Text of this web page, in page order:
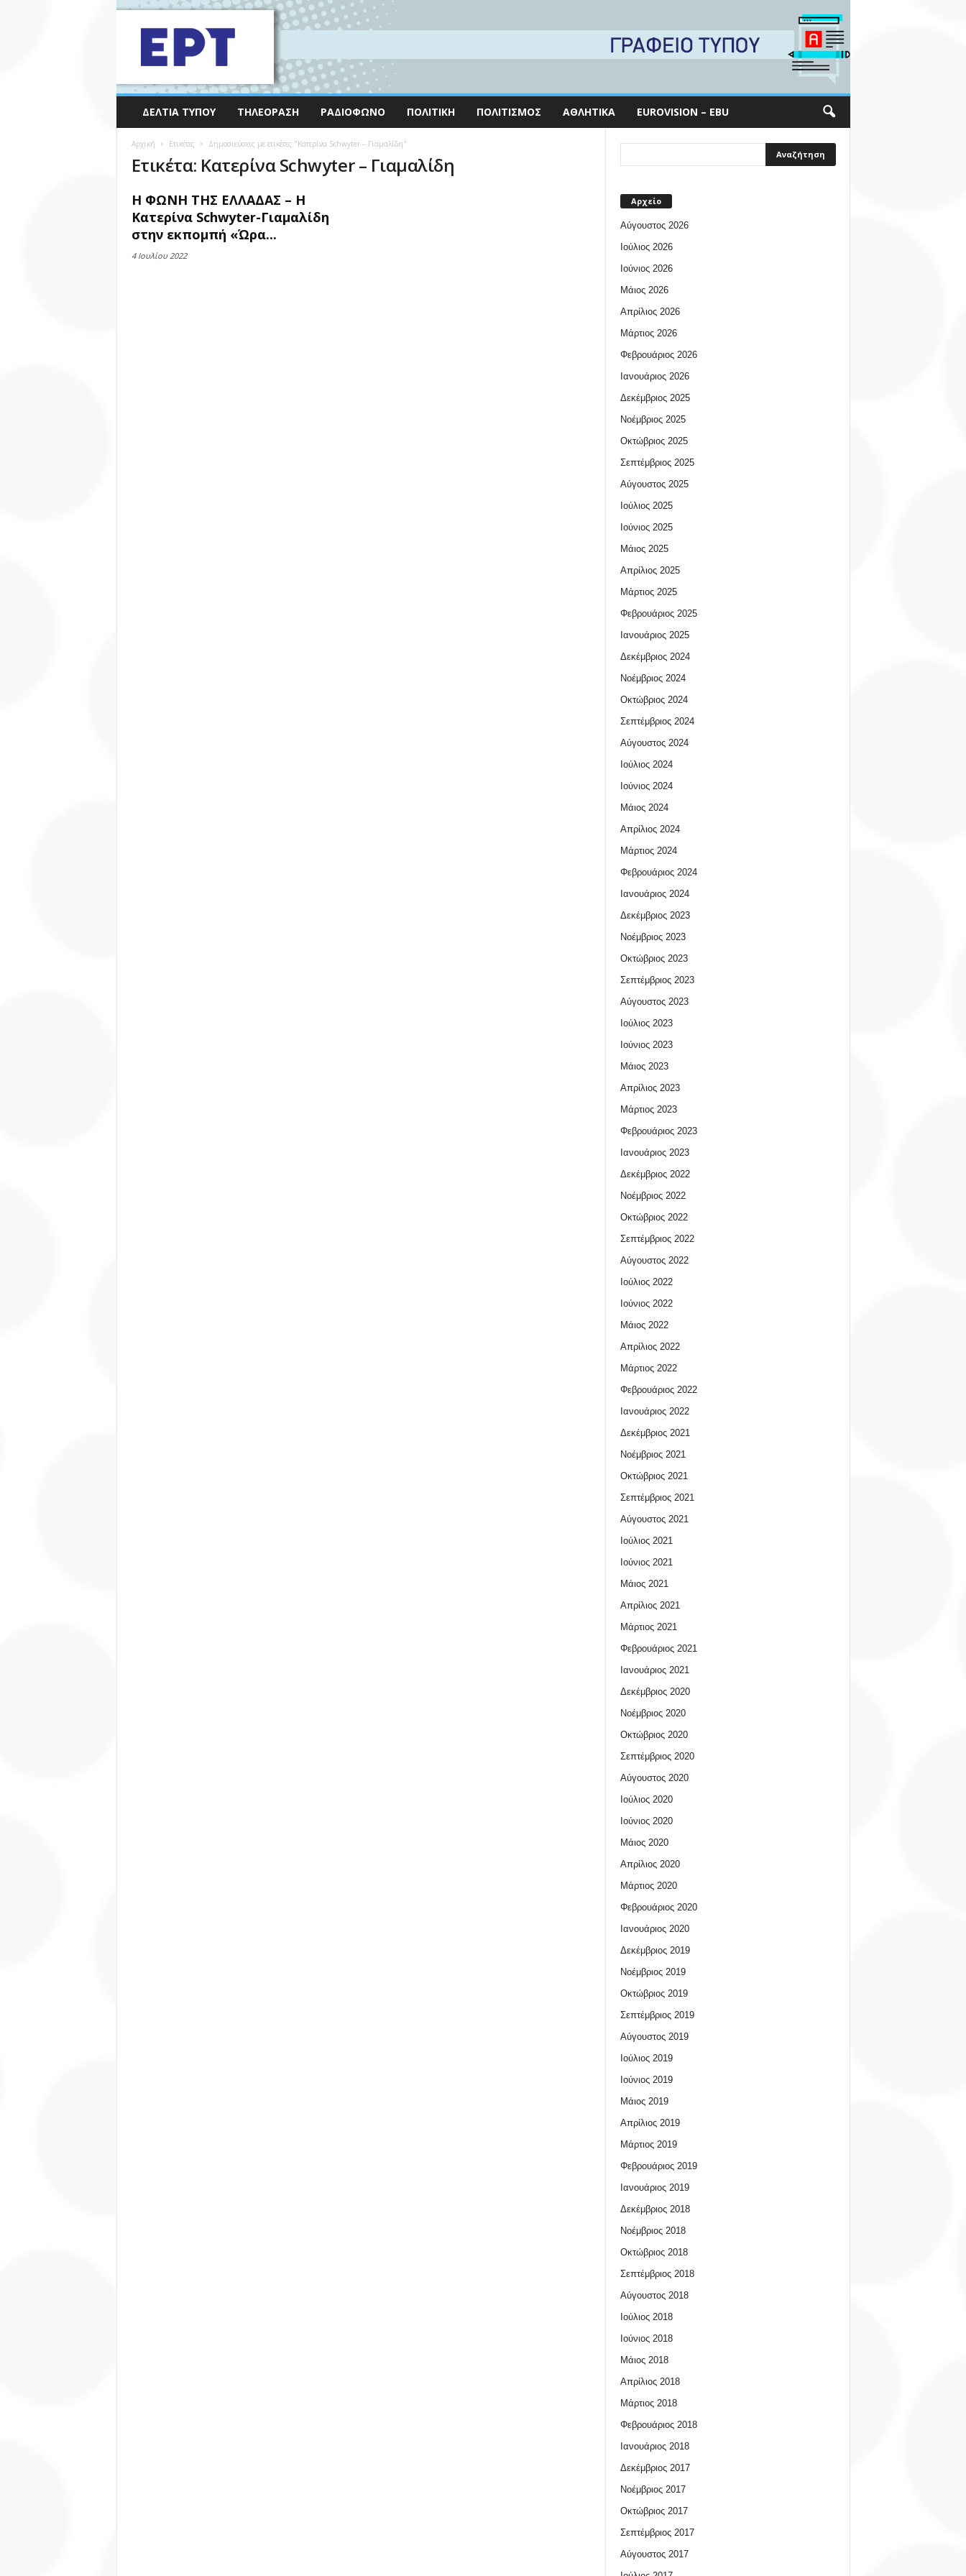
ΔΕΛΤΊΑ ΤΎΠΟΥ ΤΗΛΕΌΡΑΣΗ ΡΑΔΙΌΦΩΝΟ ΠΟΛΙΤΙΚΉ ΠΟΛΙΤΙΣΜΌΣ ΑΘΛΗΤΙΚΆ EUROVISION – EBU
Αρχική Ετικέτες Δημοσιεύσεις με ετικέτες "Κατερίνα Schwyter – Γιαμαλίδη"
Ετικέτα: Κατερίνα Schwyter – Γιαμαλίδη
Η ΦΩΝΗ ΤΗΣ ΕΛΛΑΔΑΣ – Η
Κατερίνα Schwyter-Γιαμαλίδη
στην εκπομπή «Ώρα...
4 Ιουλίου 2022
Αρχείο
Αύγουστος 2026
Ιούλιος 2026
Ιούνιος 2026
Μάιος 2026
Απρίλιος 2026
Μάρτιος 2026
Φεβρουάριος 2026
Ιανουάριος 2026
Δεκέμβριος 2025
Νοέμβριος 2025
Οκτώβριος 2025
Σεπτέμβριος 2025
Αύγουστος 2025
Ιούλιος 2025
Ιούνιος 2025
Μάιος 2025
Απρίλιος 2025
Μάρτιος 2025
Φεβρουάριος 2025
Ιανουάριος 2025
Δεκέμβριος 2024
Νοέμβριος 2024
Οκτώβριος 2024
Σεπτέμβριος 2024
Αύγουστος 2024
Ιούλιος 2024
Ιούνιος 2024
Μάιος 2024
Απρίλιος 2024
Μάρτιος 2024
Φεβρουάριος 2024
Ιανουάριος 2024
Δεκέμβριος 2023
Νοέμβριος 2023
Οκτώβριος 2023
Σεπτέμβριος 2023
Αύγουστος 2023
Ιούλιος 2023
Ιούνιος 2023
Μάιος 2023
Απρίλιος 2023
Μάρτιος 2023
Φεβρουάριος 2023
Ιανουάριος 2023
Δεκέμβριος 2022
Νοέμβριος 2022
Οκτώβριος 2022
Σεπτέμβριος 2022
Αύγουστος 2022
Ιούλιος 2022
Ιούνιος 2022
Μάιος 2022
Απρίλιος 2022
Μάρτιος 2022
Φεβρουάριος 2022
Ιανουάριος 2022
Δεκέμβριος 2021
Νοέμβριος 2021
Οκτώβριος 2021
Σεπτέμβριος 2021
Αύγουστος 2021
Ιούλιος 2021
Ιούνιος 2021
Μάιος 2021
Απρίλιος 2021
Μάρτιος 2021
Φεβρουάριος 2021
Ιανουάριος 2021
Δεκέμβριος 2020
Νοέμβριος 2020
Οκτώβριος 2020
Σεπτέμβριος 2020
Αύγουστος 2020
Ιούλιος 2020
Ιούνιος 2020
Μάιος 2020
Απρίλιος 2020
Μάρτιος 2020
Φεβρουάριος 2020
Ιανουάριος 2020
Δεκέμβριος 2019
Νοέμβριος 2019
Οκτώβριος 2019
Σεπτέμβριος 2019
Αύγουστος 2019
Ιούλιος 2019
Ιούνιος 2019
Μάιος 2019
Απρίλιος 2019
Μάρτιος 2019
Φεβρουάριος 2019
Ιανουάριος 2019
Δεκέμβριος 2018
Νοέμβριος 2018
Οκτώβριος 2018
Σεπτέμβριος 2018
Αύγουστος 2018
Ιούλιος 2018
Ιούνιος 2018
Μάιος 2018
Απρίλιος 2018
Μάρτιος 2018
Φεβρουάριος 2018
Ιανουάριος 2018
Δεκέμβριος 2017
Νοέμβριος 2017
Οκτώβριος 2017
Σεπτέμβριος 2017
Αύγουστος 2017